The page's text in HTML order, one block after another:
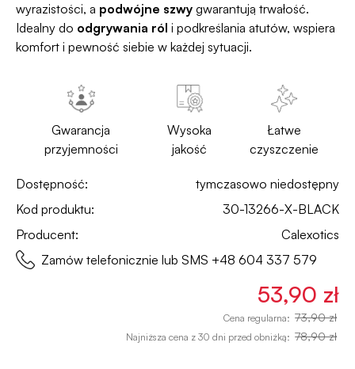
wyrazistości, a podwójne szwy gwarantują trwałość.
Idealny do odgrywania ról i podkreślania atutów, wspiera
komfort i pewność siebie w każdej sytuacji.
Gwarancja
przyjemności
Wysoka
jakość
Łatwe
czyszczenie
Dostępność:
tymczasowo niedostępny
Kod produktu:
30-13266-X-BLACK
Producent:
Calexotics
Zamów telefonicznie lub SMS +48 604 337 579
53,90 zł
Cena regularna: 73,90 zł
Najniższa cena z 30 dni przed obniżką: 78,90 zł